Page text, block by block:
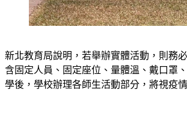
新北教育局說明，若舉辦實體活動，則務
含固定人員、固定座位、量體溫、戴口罩
學後，學校辦理各師生活動部分，將視疫